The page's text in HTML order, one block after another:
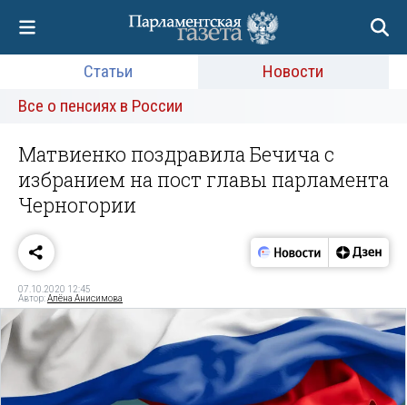
Статьи
Новости
Все о пенсиях в России
Матвиенко поздравила Бечича с
избранием на пост главы парламента
Черногории
07.10.2020 12:45
Автор:Алёна Анисимова